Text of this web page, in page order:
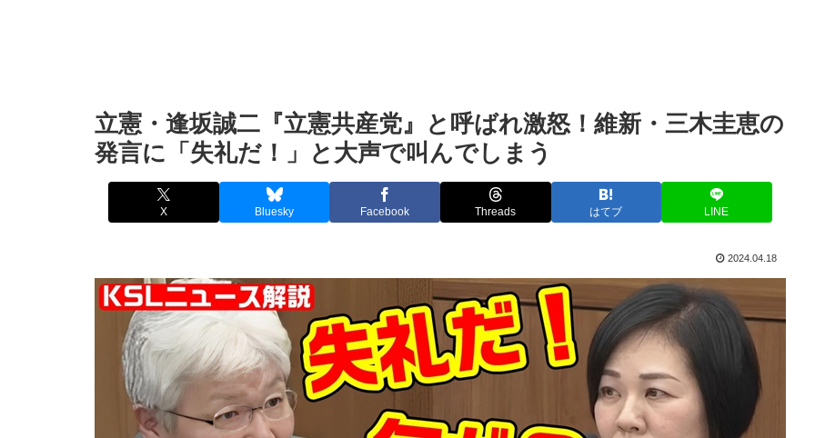
立憲・逢坂誠二『立憲共産党』と呼ばれ激怒！維新・三木圭恵の
発言に「失礼だ！」と大声で叫んでしまう
X Bluesky Facebook Threads はてブ LINE
2024.04.18